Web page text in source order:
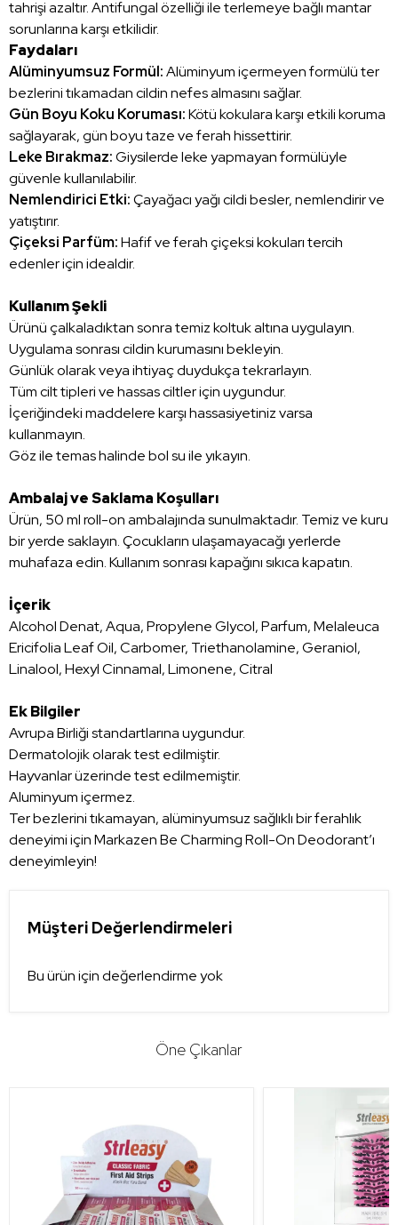
tahrişi azaltır. Antifungal özelliği ile terlemeye bağlı mantar
sorunlarına karşı etkilidir.
Faydaları
Alüminyumsuz Formül:Alüminyum içermeyen formülü ter
bezlerini tıkamadan cildin nefes almasını sağlar.
Gün Boyu Koku Koruması:Kötü kokulara karşı etkili koruma
sağlayarak, gün boyu taze ve ferah hissettirir.
Leke Bırakmaz:Giysilerde leke yapmayan formülüyle
güvenle kullanılabilir.
Nemlendirici Etki:Çayağacı yağı cildi besler, nemlendirir ve
yatıştırır.
Çiçeksi Parfüm:Hafif ve ferah çiçeksi kokuları tercih
edenler için idealdir.
Kullanım Şekli
Ürünü çalkaladıktan sonra temiz koltuk altına uygulayın.
Uygulama sonrası cildin kurumasını bekleyin.
Günlük olarak veya ihtiyaç duydukça tekrarlayın.
Tüm cilt tipleri ve hassas ciltler için uygundur.
İçeriğindeki maddelere karşı hassasiyetiniz varsa
kullanmayın.
Göz ile temas halinde bol su ile yıkayın.
Ambalaj ve Saklama Koşulları
Ürün, 50 ml roll-on ambalajında sunulmaktadır. Temiz ve kuru
bir yerde saklayın. Çocukların ulaşamayacağı yerlerde
muhafaza edin. Kullanım sonrası kapağını sıkıca kapatın.
İçerik
Alcohol Denat, Aqua, Propylene Glycol, Parfum, Melaleuca
Ericifolia Leaf Oil, Carbomer, Triethanolamine, Geraniol,
Linalool, Hexyl Cinnamal, Limonene, Citral
Ek Bilgiler
Avrupa Birliği standartlarına uygundur.
Dermatolojik olarak test edilmiştir.
Hayvanlar üzerinde test edilmemiştir.
Aluminyum içermez.
Ter bezlerini tıkamayan, alüminyumsuz sağlıklı bir ferahlık
deneyimi için Markazen Be Charming Roll-On Deodorant’ı
deneyimleyin!
Müşteri Değerlendirmeleri
Bu ürün için değerlendirme yok
Öne Çıkanlar